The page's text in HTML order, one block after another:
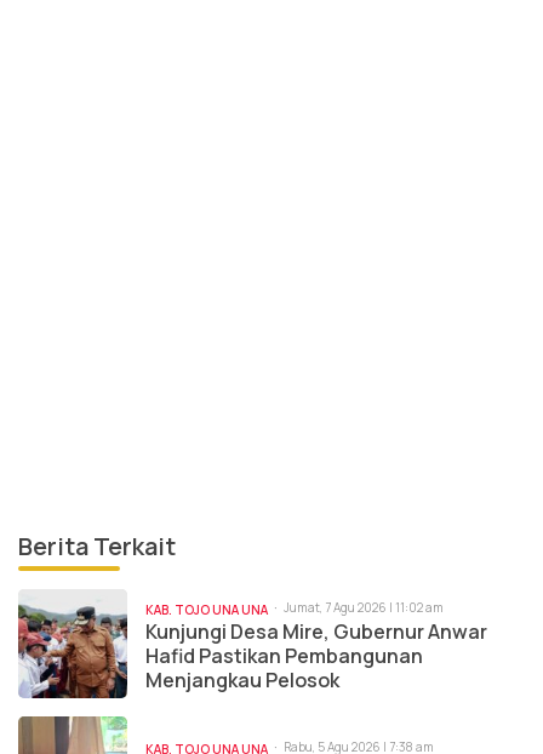
Berita Terkait
KAB. TOJO UNA UNA Jumat, 7 Agu 2026 | 11:02 am
Kunjungi Desa Mire, Gubernur Anwar
Hafid Pastikan Pembangunan
Menjangkau Pelosok
KAB. TOJO UNA UNA Rabu, 5 Agu 2026 | 7:38 am